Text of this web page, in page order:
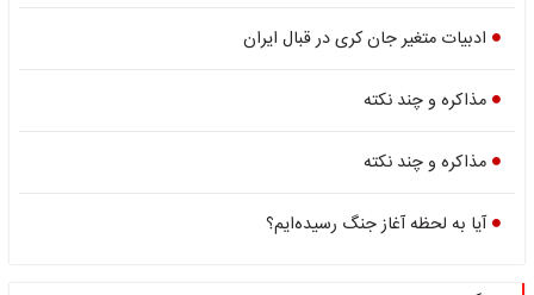
ادبیات متغیر جان کری در قبال ایران
مذاکره و چند نکته
مذاکره و چند نکته
آیا به لحظه آغاز جنگ رسیده‌ایم؟